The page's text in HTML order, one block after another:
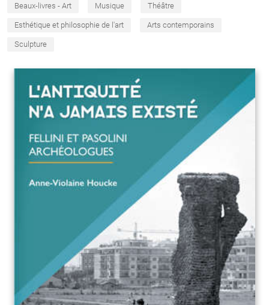
Beaux-livres - Art Musique Théâtre
Esthétique et philosophie de l'art Arts contemporains
Sculpture